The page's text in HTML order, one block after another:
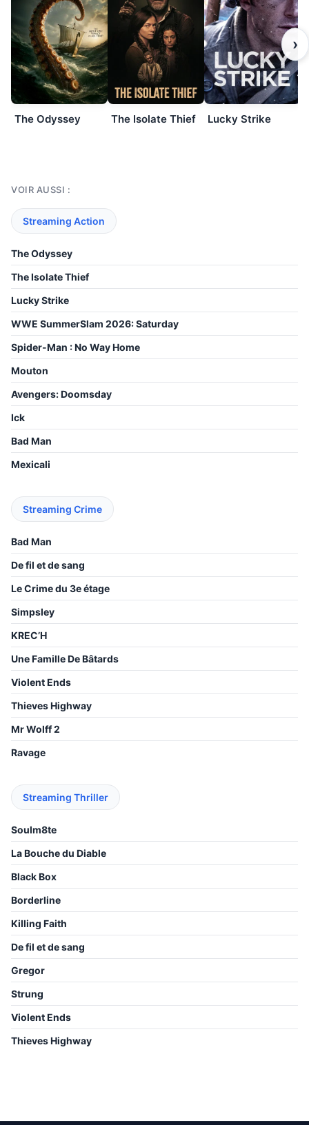
The Odyssey The Isolate Thief Lucky Strike
›
VOIR AUSSI :
Streaming Action
The Odyssey
The Isolate Thief
Lucky Strike
WWE SummerSlam 2026: Saturday
Spider-Man : No Way Home
Mouton
Avengers: Doomsday
Ick
Bad Man
Mexicali
Streaming Crime
Bad Man
De fil et de sang
Le Crime du 3e étage
Simpsley
KREC’H
Une Famille De Bâtards
Violent Ends
Thieves Highway
Mr Wolff 2
Ravage
Streaming Thriller
Soulm8te
La Bouche du Diable
Black Box
Borderline
Killing Faith
De fil et de sang
Gregor
Strung
Violent Ends
Thieves Highway